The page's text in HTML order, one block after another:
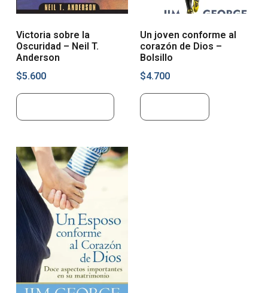
Victoria sobre la
Oscuridad – Neil T.
Anderson
$5.600
Un joven conforme al
corazón de Dios –
Bolsillo
$4.700